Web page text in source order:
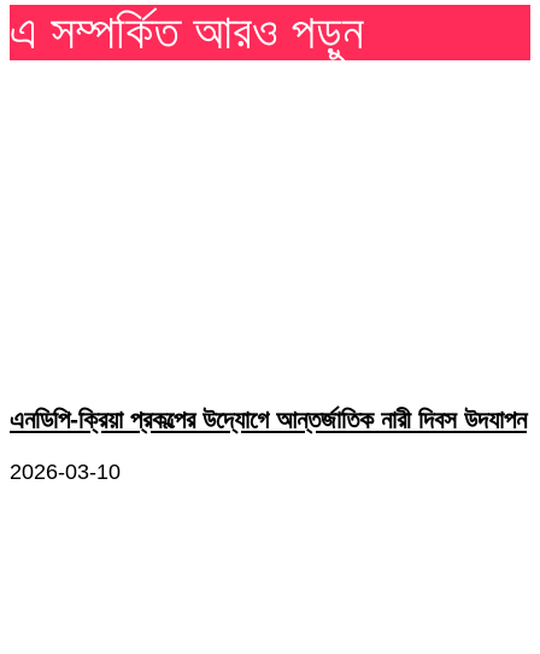
এ সম্পর্কিত আরও পড়ুন
এনডিপি-ক্রিয়া প্রকল্পের উদ্যোগে আন্তর্জাতিক নারী দিবস উদযাপন
2026-03-10